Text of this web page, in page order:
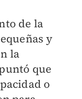
de la
y
la
que
o